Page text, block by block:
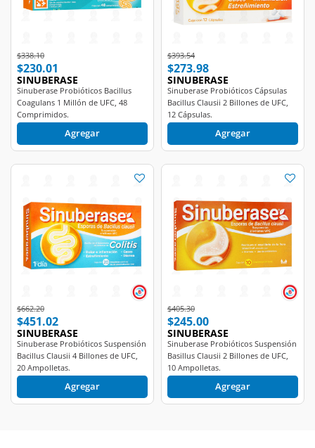
Price reduced from
$338.10to
$230.01
SINUBERASE
Sinuberase Probióticos Bacillus
Coagulans 1 Millón de UFC, 48
Comprimidos.
Agregar
Price reduced from
$393.54to
$273.98
SINUBERASE
Sinuberase Probióticos Cápsulas
Bacillus Clausii 2 Billones de UFC,
12 Cápsulas.
Agregar
Price reduced from
$662.20to
$451.02
SINUBERASE
Sinuberase Probióticos Suspensión
Bacillus Clausii 4 Billones de UFC,
20 Ampolletas.
Agregar
Price reduced from
$405.30to
$245.00
SINUBERASE
Sinuberase Probióticos Suspensión
Basillus Clausii 2 Billones de UFC,
10 Ampolletas.
Agregar